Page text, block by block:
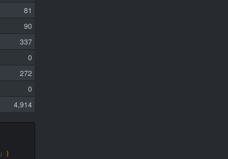
81
90
337
0
272
0
4,914